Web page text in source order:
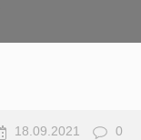
18.09.2021 0